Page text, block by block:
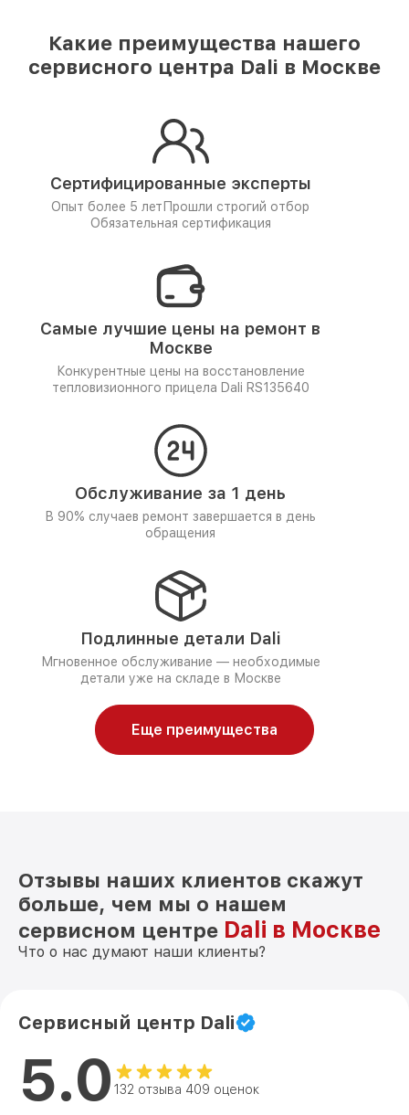
Какие преимущества нашего
сервисного центра Dali в Москве
Сертифицированные эксперты
Опыт более 5 лет Прошли строгий отбор
Обязательная сертификация
Самые лучшие цены на ремонт в
Москве
Конкурентные цены на восстановление
тепловизионного прицела Dali RS135640
Обслуживание за 1 день
В 90% случаев ремонт завершается в день
обращения
Подлинные детали Dali
Мгновенное обслуживание — необходимые
детали уже на складе в Москве
Еще преимущества
Отзывы наших клиентов скажут
больше, чем мы о нашем
сервисном центре Dali в Москве
Что о нас думают наши клиенты?
Сервисный центр Dali
5.0 132 отзыва 409 оценок